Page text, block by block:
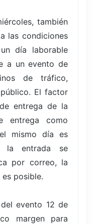
también
las condiciones
día laborable
a un evento de
de tráfico,
El factor
entrega de la
entrega como
mismo día es
la entrada se
por correo, la
posible.
evento 12 de
margen para